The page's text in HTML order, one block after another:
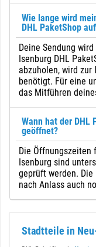
Wie lange wird
DHL PaketShop
Deine Sendung
Isenburg DHL
abzuholen, wird
benötigt. Für eine
das Mitführen
Wann hat der DHL
geöffnet?
Die Öffnungszeiten
Isenburg sind
geprüft werden.
nach Anlass auch
Stadtteile in